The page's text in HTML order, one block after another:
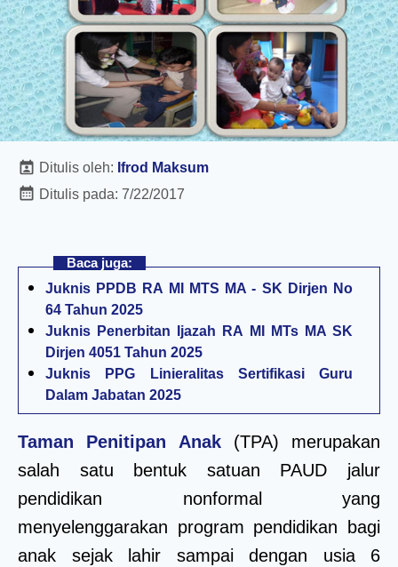
Ditulis oleh: Ifrod Maksum
Ditulis pada: 7/22/2017
Baca juga:
Juknis PPDB RA MI MTS MA - SK Dirjen No
64 Tahun 2025
Juknis Penerbitan Ijazah RA MI MTs MA SK
Dirjen 4051 Tahun 2025
Juknis PPG Linieralitas Sertifikasi Guru
Dalam Jabatan 2025
Taman Penitipan Anak(TPA) merupakan
salah satu bentuk satuan PAUD jalur
pendidikan nonformal yang
menyelenggarakan program pendidikan bagi
anak sejak lahir sampai dengan usia 6